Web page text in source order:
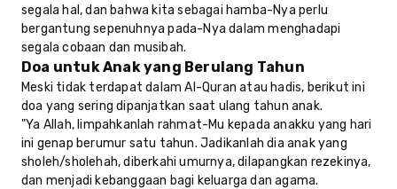
segala hal, dan bahwa kita sebagai hamba-Nya perlu
bergantung sepenuhnya pada-Nya dalam menghadapi
segala cobaan dan musibah.
Doa untuk Anak yang Berulang Tahun
Meski tidak terdapat dalam Al-Quran atau hadis, berikut ini
doa yang sering dipanjatkan saat ulang tahun anak.
"Ya Allah, limpahkanlah rahmat-Mu kepada anakku yang hari
ini genap berumur satu tahun. Jadikanlah dia anak yang
sholeh/sholehah, diberkahi umurnya, dilapangkan rezekinya,
dan menjadi kebanggaan bagi keluarga dan agama.